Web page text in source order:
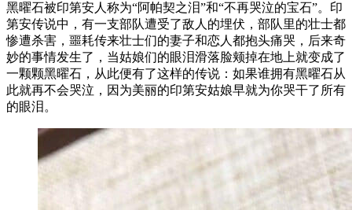
黑曜石被印第安人称为“阿帕契之泪”和“不再哭泣的宝石”。印
第安传说中，有一支部队遭受了敌人的埋伏，部队里的壮士都
惨遭杀害，噩耗传来壮士们的妻子和恋人都抱头痛哭，后来奇
妙的事情发生了，当姑娘们的眼泪滑落脸颊掉在地上就变成了
一颗颗黑曜石，从此便有了这样的传说：如果谁拥有黑曜石从
此就再不会哭泣，因为美丽的印第安姑娘早就为你哭干了所有
的眼泪。